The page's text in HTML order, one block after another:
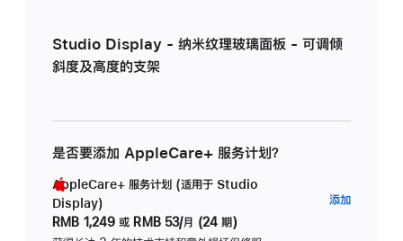
Studio Display - 纳米纹理玻璃面板 - 可调倾
斜度及高度的支架
是否要添加 AppleCare+ 服务计划？
AppleCare+ 服务计划 (适用于 Studio
Display)
RMB 1,249 或 RMB 53/月 (24 期)
添加